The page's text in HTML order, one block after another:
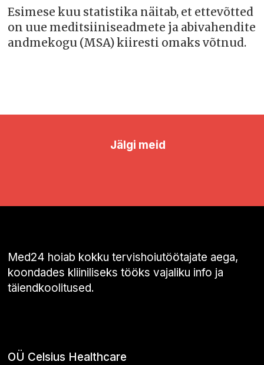
Esimese kuu statistika näitab, et ettevõtted
on uue meditsiiniseadmete ja abivahendite
andmekogu (MSA) kiiresti omaks võtnud.
Jälgi meid
Med24 hoiab kokku tervishoiutöötajate aega,
koondades kliiniliseks tööks vajaliku info ja
täiendkoolitused.
OÜ Celsius Healthcare